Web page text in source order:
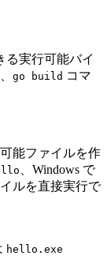
る実行可能バイ
go build コマ
能ファイルを作
、Windows で
ルを直接実行で
hello.exe